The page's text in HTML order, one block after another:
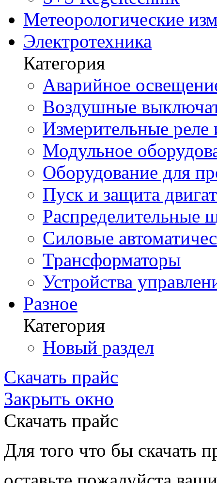
Метеорологические
Электротехника
Категория
Аварийное
Воздушные
Измерительные реле
Модульное
Оборудование для
Пуск и защита
Распределительные
Силовые
Трансформаторы
Устройства
Разное
Категория
Новый раздел
Скачать прайс
Закрыть окно
Скачать прайс
Для того что бы скачать